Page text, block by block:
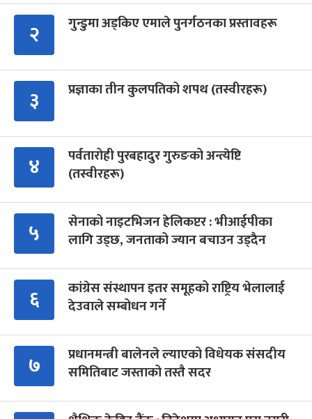
२ गुन्डुमा अड्किए एमाले पुनर्गठनका प्रस्तावहरू
३ प्रज्ञाका तीन कुलपतिको शपथ (तस्वीरहरू)
४
पर्वतारोही पुरबहादुर गुरुङको अन्त्येष्टि
(तस्वीरहरू)
५
सेनाको नाइटभिजन हेलिकप्टर : भीआईपीका
लागि उड्छ, जनताको ज्यान बचाउन उड्दैन
६
कांग्रेस संस्थापन इतर समूहको राष्ट्रिय भेलालाई
देउवाले सम्बोधन गर्ने
७
प्रधानमन्त्री बालेनले ल्याएको विधेयक संसदीय
समितिबाट जस्ताको तस्तै सदर